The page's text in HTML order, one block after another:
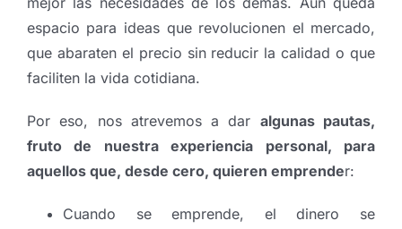
espacio para ideas que revolucionen el mercado,
que abaraten el precio sin reducir la calidad o que
faciliten la vida cotidiana.
Por eso, nos atrevemos a dar algunas pautas,
fruto de nuestra experiencia personal, para
aquellos que, desde cero, quieren emprender:
Cuando se emprende, el dinero se